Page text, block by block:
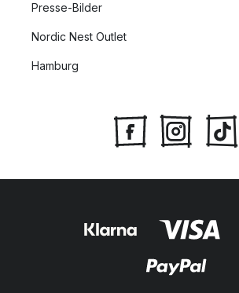
Presse-Bilder
Nordic Nest Outlet
Hamburg